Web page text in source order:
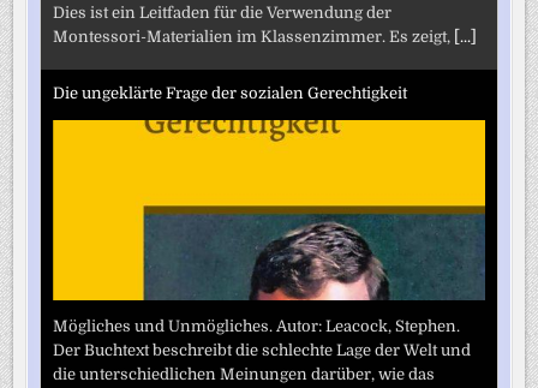
Dies ist ein Leitfaden für die Verwendung der
Montessori-Materialien im Klassenzimmer. Es zeigt, [...]
Die ungeklärte Frage der sozialen Gerechtigkeit
Mögliches und Unmögliches. Autor: Leacock, Stephen.
Der Buchtext beschreibt die schlechte Lage der Welt und
die unterschiedlichen Meinungen darüber, wie das